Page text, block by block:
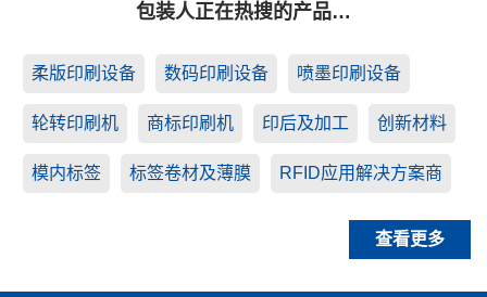
包装人正在热搜的产品…
柔版印刷设备 数码印刷设备 喷墨印刷设备
轮转印刷机 商标印刷机 印后及加工 创新材料
模内标签 标签卷材及薄膜 RFID应用解决方案商
查看更多